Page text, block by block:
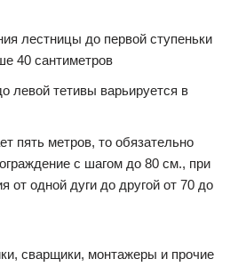
лестницы до первой ступеньки
40 сантиметров
левой тетивы варьируется в
пять метров, то обязательно
с шагом до 80 см., при
от одной дуги до другой от 70 до
сварщики, монтажеры и прочие